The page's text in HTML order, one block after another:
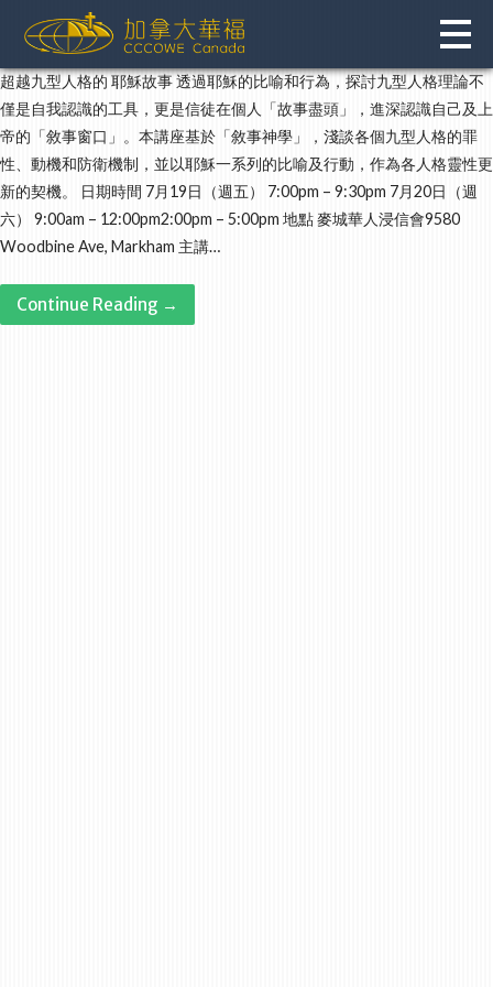
content
超越九型人格的 耶穌故事 透過耶穌的比喻和行為，探討九型人格理論不
僅是自我認識的工具，更是信徒在個人「故事盡頭」，進深認識自己及上
帝的「敘事窗口」。本講座基於「敘事神學」，淺談各個九型人格的罪
性、動機和防衛機制，並以耶穌一系列的比喻及行動，作為各人格靈性更
新的契機。 日期時間 7月19日（週五） 7:00pm – 9:30pm 7月20日（週
六） 9:00am – 12:00pm2:00pm – 5:00pm 地點 麥城華人浸信會9580
Woodbine Ave, Markham 主講…
Continue Reading →